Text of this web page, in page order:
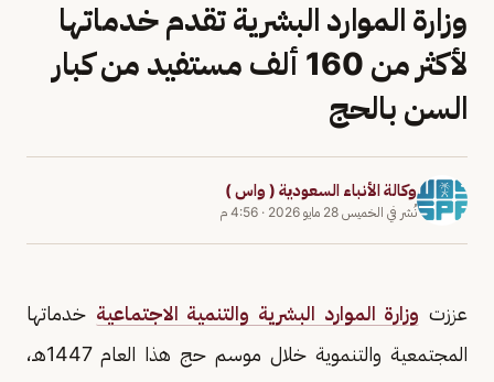
وزارة الموارد البشرية تقدم خدماتها
لأكثر من 160 ألف مستفيد من كبار
السن بالحج
وكالة الأنباء السعودية ( واس )
نُشر في الخميس 28 مايو 2026 · 4:56 م
عززت وزارة الموارد البشرية والتنمية الاجتماعية خدماتها
المجتمعية والتنموية خلال موسم حج هذا العام 1447هـ،